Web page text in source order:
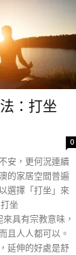
：打坐
0
安，更何況連續
的家居空間普遍
選擇「打坐」來
坐
具有宗教意味，
且人人都可以。
延伸的好處是舒